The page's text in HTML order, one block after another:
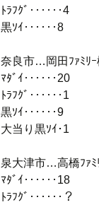
ﾄﾗﾌｸﾞ‥‥‥4
黒ｿｲ‥‥‥8
奈良市…岡田ﾌｧﾐﾘｰ
ﾏﾀﾞｲ‥‥‥20
ﾄﾗﾌｸﾞ‥‥‥1
黒ｿｲ‥‥‥9
大当り黒ｿｲ･1
泉大津市…高橋ﾌｧﾐ
ﾏﾀﾞｲ‥‥‥18
ﾄﾗﾌｸﾞ‥‥‥？